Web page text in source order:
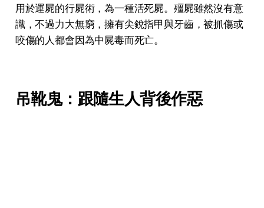
用於運屍的行屍術，為一種活死屍。殭屍雖然沒有意
識，不過力大無窮，擁有尖銳指甲與牙齒，被抓傷或
咬傷的人都會因為中屍毒而死亡。
吊靴鬼：跟隨生人背後作惡